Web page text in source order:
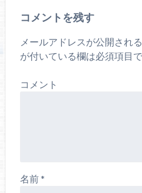
コメントを残す
メールアドレスが公開され
が付いている欄は必須項目
コメント
名前*